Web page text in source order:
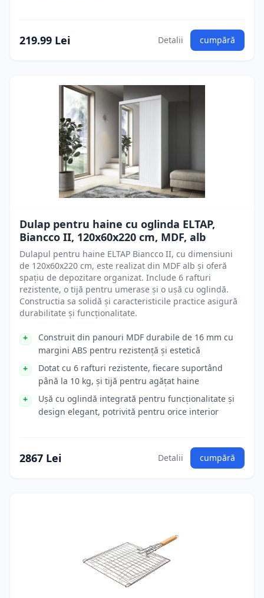
219.99 Lei Detalii cumpără
Dulap pentru haine cu oglinda ELTAP,
Biancco II, 120x60x220 cm, MDF, alb
Dulapul pentru haine ELTAP Biancco II, cu dimensiuni
de 120x60x220 cm, este realizat din MDF alb și oferă
spațiu de depozitare organizat. Include 6 rafturi
rezistente, o tijă pentru umerase și o ușă cu oglindă.
Constructia sa solidă și caracteristicile practice asigură
durabilitate și funcționalitate.
Construit din panouri MDF durabile de 16 mm cu
margini ABS pentru rezistență și estetică
Dotat cu 6 rafturi rezistente, fiecare suportând
până la 10 kg, și tijă pentru agățat haine
Ușă cu oglindă integrată pentru funcționalitate și
design elegant, potrivită pentru orice interior
2867 Lei Detalii cumpără